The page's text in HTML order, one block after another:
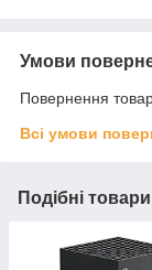
Умови
Повернення
Всі умови
Подібні